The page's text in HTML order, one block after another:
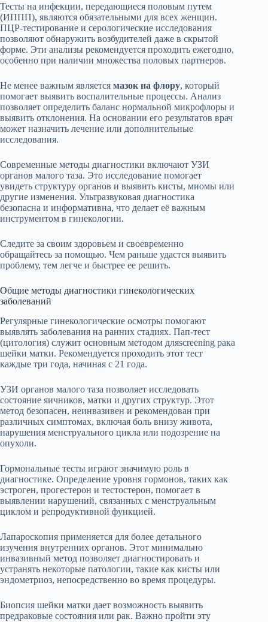
Тесты на инфекции, передающиеся половым путем
(ИППП), являются обязательными для всех женщин.
ПЦР-тестирование и серологические исследования
позволяют обнаружить возбудителей даже в скрытой
форме. Эти анализы рекомендуется проходить ежегодно,
особенно при наличии множества половых партнеров.
Не менее важным является мазок на флору, который
помогает выявить воспалительные процессы. Анализ
позволяет определить баланс нормальной микрофлоры и
выявить отклонения. На основании его результатов врач
может назначить лечение или дополнительные
исследования.
Современные методы диагностики включают УЗИ
органов малого таза. Это исследование помогает
увидеть структуру органов и выявить кисты, миомы или
другие изменения. Ультразвуковая диагностика
безопасна и информативна, что делает её важным
инструментом в гинекологии.
Следите за своим здоровьем и своевременно
обращайтесь за помощью. Чем раньше удастся выявить
проблему, тем легче и быстрее ее решить.
Общие методы диагностики гинекологических
заболеваний
Регулярные гинекологические осмотры помогают
выявлять заболевания на ранних стадиях. Пап-тест
(цитология) служит основным методом дляscreening рака
шейки матки. Рекомендуется проходить этот тест
каждые три года, начиная с 21 года.
УЗИ органов малого таза позволяет исследовать
состояние яичников, матки и других структур. Этот
метод безопасен, неинвазивен и рекомендован при
различных симптомах, включая боль внизу живота,
нарушения менструального цикла или подозрение на
опухоли.
Гормональные тесты играют значимую роль в
диагностике. Определение уровня гормонов, таких как
эстроген, прогестерон и тестостерон, помогает в
выявлении нарушений, связанных с менструальным
циклом и репродуктивной функцией.
Лапароскопия применяется для более детального
изучения внутренних органов. Этот минимально
инвазивный метод позволяет диагностировать и
устранять некоторые патологии, такие как кисты или
эндометриоз, непосредственно во время процедуры.
Биопсия шейки матки дает возможность выявить
предраковые состояния или рак. Важно пройти эту